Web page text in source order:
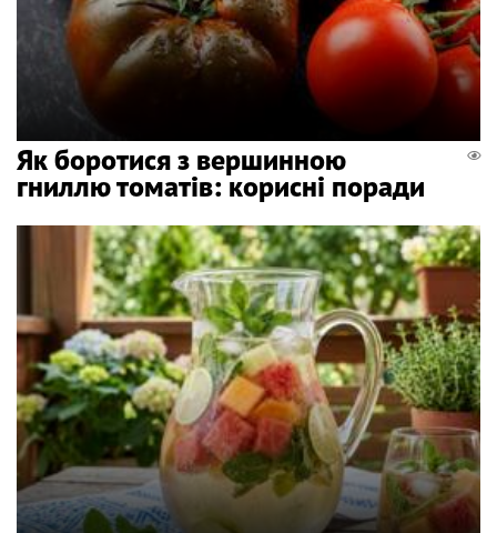
Як боротися з вершинною
гниллю томатів: корисні поради